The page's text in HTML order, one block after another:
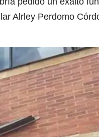
Alrley Perdomo